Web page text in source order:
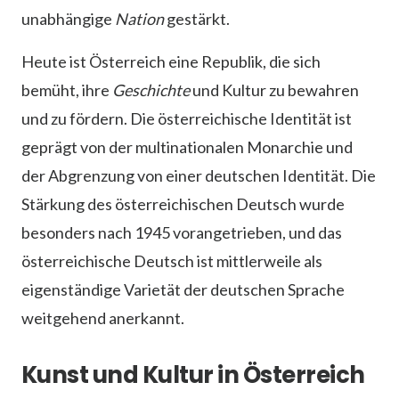
unabhängige Nationgestärkt.
Heute ist Österreich eine Republik, die sich
bemüht, ihre Geschichteund Kultur zu bewahren
und zu fördern. Die österreichische Identität ist
geprägt von der multinationalen Monarchie und
der Abgrenzung von einer deutschen Identität. Die
Stärkung des österreichischen Deutsch wurde
besonders nach 1945 vorangetrieben, und das
österreichische Deutsch ist mittlerweile als
eigenständige Varietät der deutschen Sprache
weitgehend anerkannt.
Kunst und Kultur in Österreich